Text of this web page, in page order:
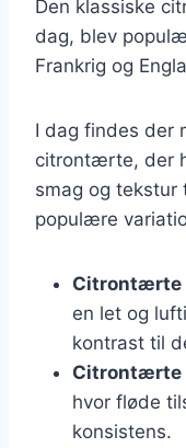
Den klassiske
dag, blev
Frankrig og
I dag findes der
citrontærte, der
smag og
populære
Citrontærte
en let og
kontrast til
Citrontærte
hvor fløde
konsistens.